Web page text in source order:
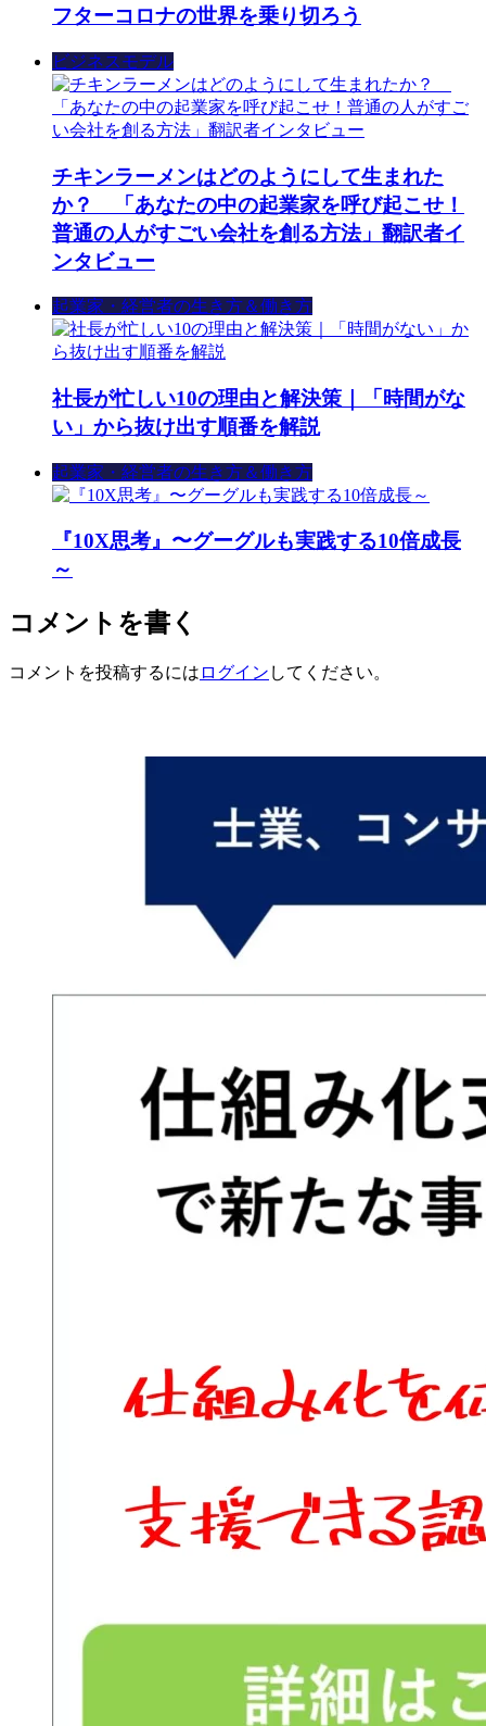
フターコロナの世界を乗り切ろう
ビジネスモデル
チキンラーメンはどのようにして生まれた
か？ 「あなたの中の起業家を呼び起こせ！
普通の人がすごい会社を創る方法」翻訳者イ
ンタビュー
起業家・経営者の生き方＆働き方
社長が忙しい10の理由と解決策｜「時間がな
い」から抜け出す順番を解説
起業家・経営者の生き方＆働き方
『10X思考』〜グーグルも実践する10倍成長
～
コメントを書く
コメントを投稿するには ログイン してください。